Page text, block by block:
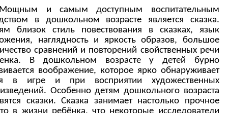
и самым доступным воспитательным
в дошкольном возрасте является сказка.
близок стиль повествования в сказках, язык
наглядность и яркость образов, большое
сравнений и повторений свойственных речи
В дошкольном возрасте у детей бурно
воображение, которое ярко обнаруживает
в игре и при восприятии художественных
Особенно детям дошкольного возраста
сказки. Сказка занимает настолько прочное